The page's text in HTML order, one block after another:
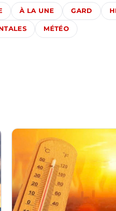
À LA UNE GARD
MÉTÉO